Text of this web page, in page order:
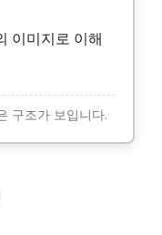
이미지로 이해
구조가 보입니다.